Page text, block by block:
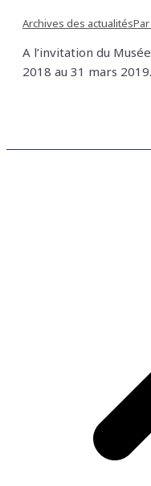
Archives des actualitésPar
A l’invitation du
2018 au 31 mars